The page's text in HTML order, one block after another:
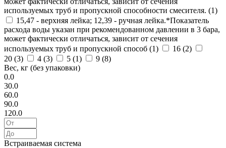
используемых труб и пропускной способности смесителя. (1)
15,47 - верхняя лейка; 12,39 - ручная лейка.*Показатель
расхода воды указан при рекомендованном давлении в 3 бара,
может фактически отличаться, зависит от сечения
используемых труб и пропускной способ (1) 16 (2)
20 (3) 4 (3) 5 (1) 9 (8)
Вес, кг (без упаковки)
0.0
30.0
60.0
90.0
120.0
Встраиваемая система